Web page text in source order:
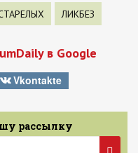
ЛИКБЕЗ
в Google
Vkontakte
рассылку